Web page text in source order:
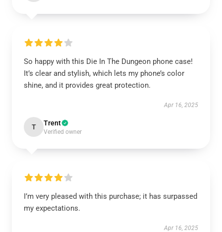
So happy with this Die In The Dungeon phone case!
It’s clear and stylish, which lets my phone’s color
shine, and it provides great protection.
Apr 16, 2025
T Trent
Verified owner
I’m very pleased with this purchase; it has surpassed
my expectations.
Apr 16, 2025